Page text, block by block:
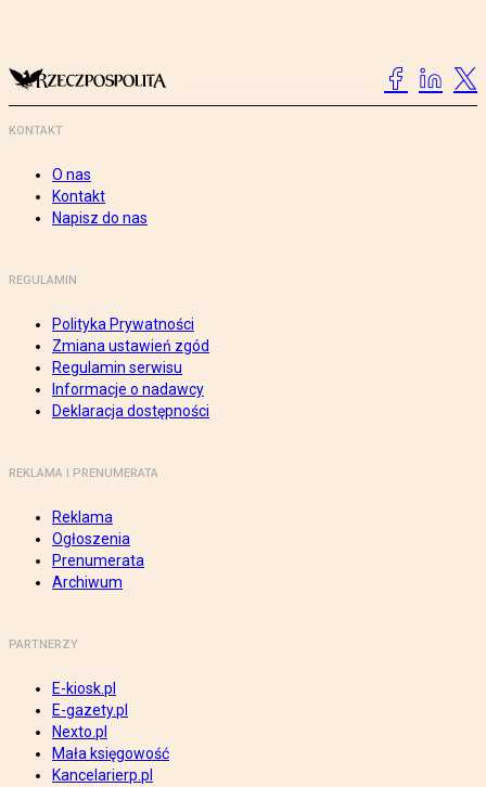
KONTAKT
O nas
Kontakt
Napisz do nas
REGULAMIN
Polityka Prywatności
Zmiana ustawień zgód
Regulamin serwisu
Informacje o nadawcy
Deklaracja dostępności
REKLAMA I PRENUMERATA
Reklama
Ogłoszenia
Prenumerata
Archiwum
PARTNERZY
E-kiosk.pl
E-gazety.pl
Nexto.pl
Mała księgowość
Kancelarierp.pl